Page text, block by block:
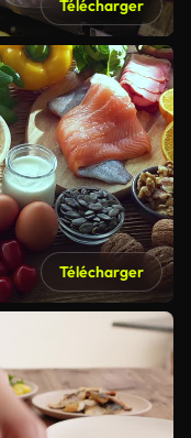
Télécharger
Télécharger